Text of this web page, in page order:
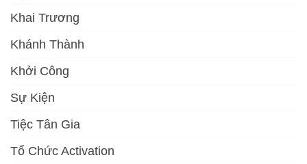
Khai Trương
Khánh Thành
Khởi Công
Sự Kiện
Tiệc Tân Gia
Tổ Chức Activation